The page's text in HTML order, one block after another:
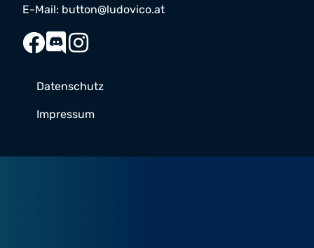
E-Mail: button@ludovico.at
Datenschutz
Impressum